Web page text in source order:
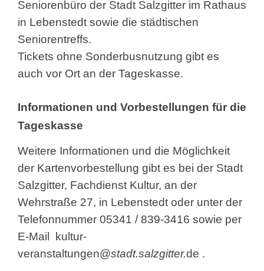
Seniorenbüro der Stadt Salzgitter im Rathaus
in Lebenstedt sowie die städtischen
Seniorentreffs.
Tickets ohne Sonderbusnutzung gibt es
auch vor Ort an der Tageskasse.
Informationen und Vorbestellungen für die
Tageskasse
Weitere Informationen und die Möglichkeit
der Kartenvorbestellung gibt es bei der Stadt
Salzgitter, Fachdienst Kultur, an der
Wehrstraße 27, in Lebenstedt oder unter der
Telefonnummer 05341 / 839-3416 sowie per
E-Mail
kultur-
veranstaltungen@stadt.salzgitter.de .